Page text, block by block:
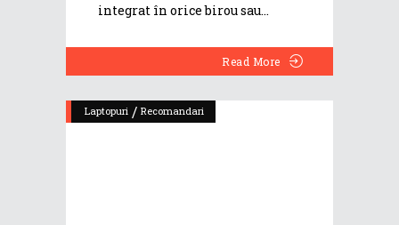
integrat în orice birou sau
Read More
Laptopuri / Recomandari